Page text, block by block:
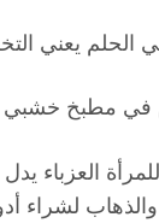
يعني
في مطبخ
العزباء
والذهاب